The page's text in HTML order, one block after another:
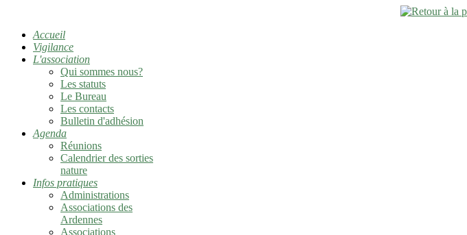
Accueil
Vigilance
L'association
Qui sommes nous?
Les statuts
Le Bureau
Les contacts
Bulletin d'adhésion
Agenda
Réunions
Calendrier des sorties
nature
Infos pratiques
Administrations
Associations des
Ardennes
Associations